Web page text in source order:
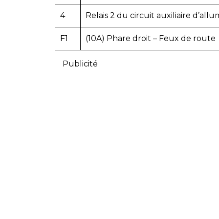
4 Relais 2 du circuit auxiliaire
F1 (10A) Phare droit – Feux de route
Publicité